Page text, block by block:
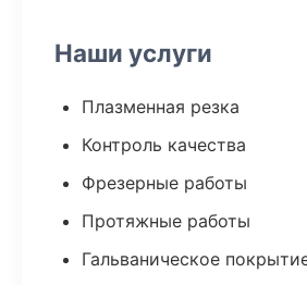
Наши услуги
Плазменная резка
Контроль качества
Фрезерные работы
Протяжные работы
Гальваническое